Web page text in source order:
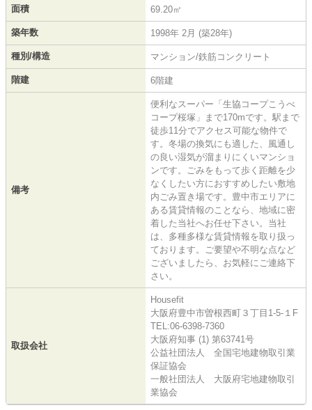
面積 69.20㎡
築年数 1998年 2月 (築28年)
種別/構造 マンション/鉄筋コンクリート
階建 6階建
備考
便利なスーパー「生協コープこうべ
コープ桜塚」まで170mです。駅まで
徒歩11分でアクセス可能な物件で
す。冬場の換気にも適した、風通し
の良い湿気が溜まりにくいマンショ
ンです。ごみをもって歩く距離を少
なくしたい方におすすめしたい敷地
内ごみ置き場です。豊中市エリアに
ある賃貸情報のことなら、地域に密
着した当社へお任せ下さい。当社
は、多種多様な賃貸情報を取り扱っ
ております。ご要望や不明な点など
ございましたら、お気軽にご連絡下
さい。
取扱会社
Housefit
大阪府豊中市曽根西町３丁目1-5-１F
TEL:06-6398-7360
大阪府知事 (1) 第63741号
公益社団法人 全国宅地建物取引業
保証協会
一般社団法人 大阪府宅地建物取引
業協会